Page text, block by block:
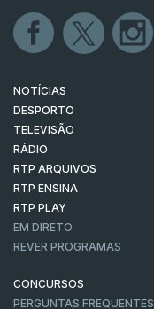
NOTÍCIAS
DESPORTO
TELEVISÃO
RÁDIO
RTP ARQUIVOS
RTP ENSINA
RTP PLAY
EM DIRETO
REVER PROGRAMAS
CONCURSOS
PERGUNTAS FREQUENTES